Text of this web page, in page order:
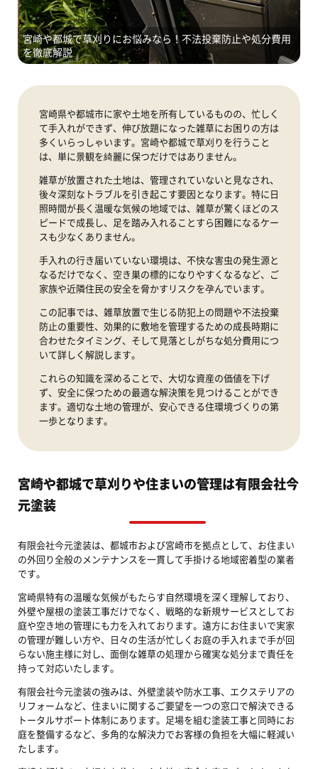
宮崎や都城で草刈りにお悩みなら！不法投棄防止や処分費用
を徹底解説
宮崎県や都城市に家や土地を所有しているものの、忙しく
て手入れができず、伸び放題になった雑草にお困りの方は
多くいらっしゃいます。宮崎や都城で草刈りを行うこと
は、単に景観を綺麗に保つだけではありません。
雑草が放置された土地は、管理されていないと見なされ、
後々深刻なトラブルを引き起こす要因となります。特に日
照時間が長く温暖な気候の地域では、雑草が驚くほどのス
ピードで成長し、足を踏み入れることすら困難になるケー
スも少なくありません。
手入れの行き届いていない環境は、不快な害虫の発生源と
なるだけでなく、空き巣の標的になりやすくなるなど、ご
家族や近隣住民の安全を脅かすリスクを孕んでいます。
この記事では、雑草放置で生じる防犯上の問題や不法投棄
防止の重要性、効果的に敷地を管理するための成長時期に
合わせたタイミング、そして見落としがちな処分費用につ
いて詳しく解説します。
これらの知識を深めることで、大切な資産の価値を下げ
ず、安全に保つための最適な解決策を見つけることができ
ます。適切な土地の管理が、安心できる住環境づくりの第
一歩となります。
宮崎や都城で草刈りや住まいの管理は有限会社今
元塗装
有限会社今元塗装は、都城市および宮崎市を拠点として、お住まい
の外回り全般のメンテナンスを一貫して手掛ける地域密着型の業者
です。
宮崎県特有の温暖な気候がもたらす自然環境を深く理解しており、
外壁や屋根の塗装工事だけでなく、戦略的な新規サービスとしてお
庭や空き地の管理にも力を入れております。遠方にお住まいで実家
の管理が難しい方や、日々の生活が忙しくお庭の手入れまで手が回
らない施主様に対し、面倒な雑草の処理から確実な処分まで責任を
持って対応いたします。
有限会社今元塗装の強みは、外壁塗装や防水工事、エクステリアの
リフォームなど、住まいに関するご要望を一つの窓口で解決できる
トータルサポート体制にあります。足場を組む塗装工事と同時にお
庭を整備するなど、多角的な解決力でお客様の負担を大幅に軽減い
たします。